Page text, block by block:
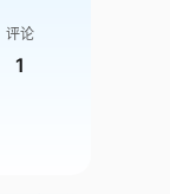
评论
1